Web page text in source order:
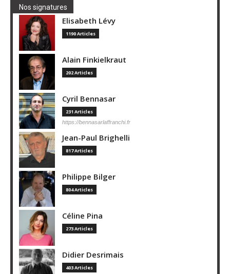
Nos signatures
Elisabeth Lévy
1190 Articles
Alain Finkielkraut
202 Articles
Cyril Bennasar
231 Articles
https://bennasarlaffranchi.fr
Jean-Paul Brighelli
817 Articles
Philippe Bilger
804 Articles
Céline Pina
273 Articles
Didier Desrimais
403 Articles